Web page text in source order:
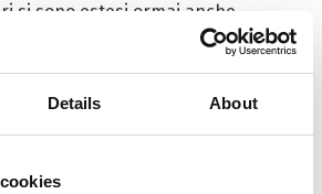
Details About
si sono estesi ormai anche
per tutta l’economia
di riferimento infatti non è
cinese sempre più ricca ed agiata,
è in corso una vera Tibet